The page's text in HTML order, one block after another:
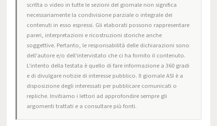
scritta o video in tutte le sezioni del giornale non significa
necessariamente la condivisione parziale o integrale dei
contenuti in esso espressi. Gli elaborati possono rappresentare
pareri, interpretazioni e ricostruzioni storiche anche
soggettive. Pertanto, le responsabilità delle dichiarazioni sono
dell'autore e/o dell'intervistato che ci ha fornito il contenuto.
L'intento della testata è quello di fare informazione a 360 gradi
e di divulgare notizie di interesse pubblico. Il giornale ASI è a
disposizione degli interessati per pubblicare comunicati o
repliche. Invitiamo i lettori ad approfondire sempre gli
argomenti trattati e a consultare più fonti.